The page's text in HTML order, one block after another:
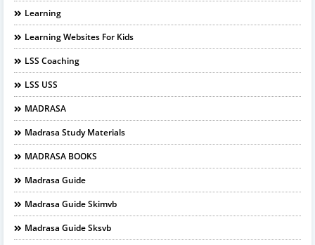
Learning
Learning Websites For Kids
LSS Coaching
LSS USS
MADRASA
Madrasa Study Materials
MADRASA BOOKS
Madrasa Guide
Madrasa Guide Skimvb
Madrasa Guide Sksvb